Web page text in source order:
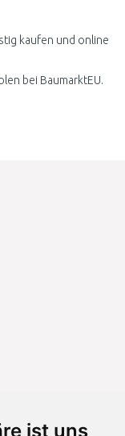
ist uns
kaufen und online
bei BaumarktEU.